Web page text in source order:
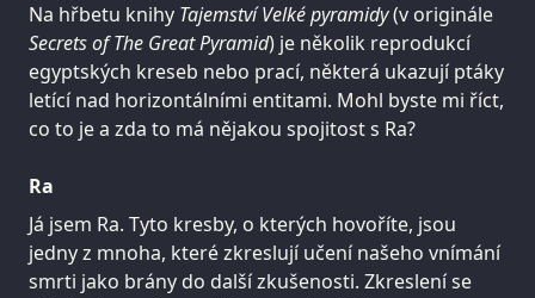
Na hřbetu knihy Tajemství Velké pyramidy(v originále
Secrets of The Great Pyramid) je několik reprodukcí
egyptských kreseb nebo prací, některá ukazují ptáky
letící nad horizontálními entitami. Mohl byste mi říct,
co to je a zda to má nějakou spojitost s Ra?
Ra
Já jsem Ra. Tyto kresby, o kterých hovoříte, jsou
jedny z mnoha, které zkreslují učení našeho vnímání
smrti jako brány do další zkušenosti. Zkreslení se